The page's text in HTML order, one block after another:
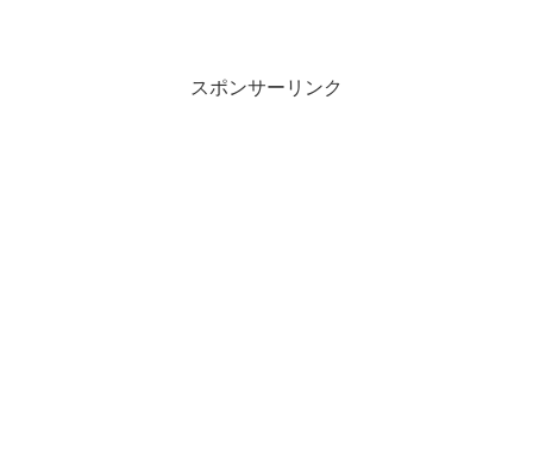
スポンサーリンク